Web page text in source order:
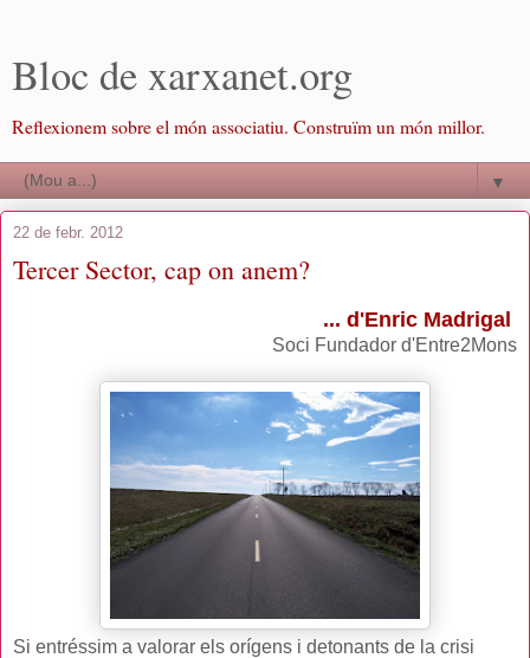
Bloc de xarxanet.org
Reflexionem sobre el món associatiu. Construïm un món millor.
▼
22 de febr. 2012
Tercer Sector, cap on anem?
... d'Enric Madrigal
Soci Fundador d'Entre2Mons
Si entréssim a valorar els orígens i detonants de la crisi